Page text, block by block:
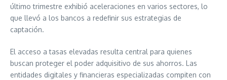
último trimestre exhibió aceleraciones en varios sectores, lo
que llevó a los bancos a redefinir sus estrategias de
captación.
El acceso a tasas elevadas resulta central para quienes
buscan proteger el poder adquisitivo de sus ahorros. Las
entidades digitales y financieras especializadas compiten con